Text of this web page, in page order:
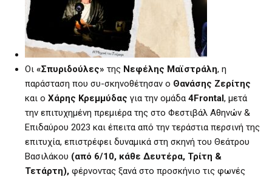
Οι «Σπυριδούλες» της Νεφέλης Μαϊστράλη, η
παράσταση που συ-σκηνοθέτησαν ο Θανάσης Ζερίτης
και ο Χάρης Κρεμμύδας για την ομάδα 4Frontal, μετά
την επιτυχημένη πρεμιέρα της στο Φεστιβάλ Αθηνών &
Επιδαύρου 2023 και έπειτα από την τεράστια περσινή της
επιτυχία, επιστρέφει δυναμικά στη σκηνή του Θεάτρου
Βασιλάκου (από 6/10, κάθε Δευτέρα, Τρίτη &
Τετάρτη),φέρνοντας ξανά στο προσκήνιο τις φωνές